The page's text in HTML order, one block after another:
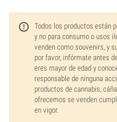
Todos los productos están
y no para consumo o usos
venden como souvenirs, y
por favor, infórmate antes
eres mayor de edad y
responsable de ninguna
productos de cannabis,
ofrecemos se venden
en vigor.